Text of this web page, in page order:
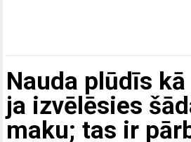
Nauda plūdīs
ja izvēlēsies
maku; tas ir